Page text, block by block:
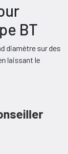
BT
diamètre sur des
laissant le